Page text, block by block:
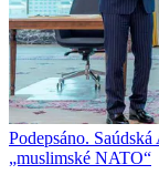
Podepsáno.
„muslimské NATO“